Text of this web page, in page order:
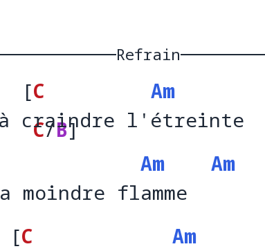
Refrain
[C
rai
C/B] l'étr
Am
ei
craindre l'étreinte
moindre fl
Am
amme
Am
moindre flamme
[C
Am